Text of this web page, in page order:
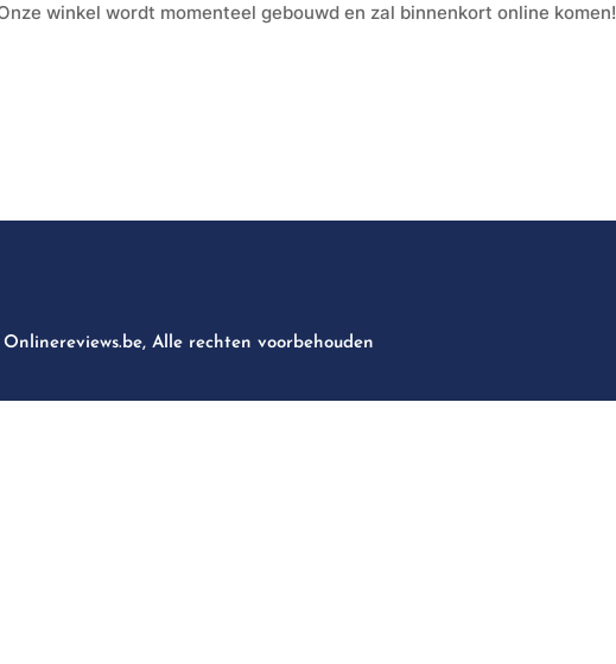
winkel wordt momenteel gebouwd en zal binnenkort online komen!
Alle rechten voorbehouden